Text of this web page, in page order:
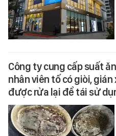
Công ty cung cấp suất
nhân viên tố có giòi,
được rửa lại để tái sử